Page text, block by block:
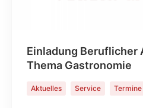
Einladung
Thema Gastronomie
Aktuelles Service Termine